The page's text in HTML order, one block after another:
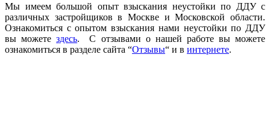
Мы имеем большой опыт взыскания неустойки по ДДУ с
различных застройщиков в Москве и Московской области.
Ознакомиться с опытом взыскания нами неустойки по ДДУ
вы можетездесь. С отзывами о нашей работе вы можете
ознакомиться в разделе сайта “Отзывы“ и в интернете.